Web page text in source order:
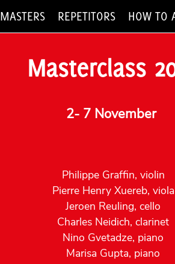
MASTERS REPETITORS HOW TO
Masterclass
2- 7 November
Philippe Graffin, violin
Pierre Henry Xuereb, viola
Jeroen Reuling, cello
Charles Neidich, clarinet
Nino Gvetadze, piano
Marisa Gupta, piano